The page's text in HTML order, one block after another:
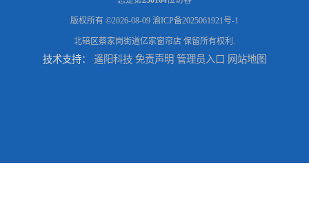
版权所有 ©2026-08-09 渝ICP备2025061921号-1
北碚区蔡家岗街道亿家窗帘店 保留所有权利.
技术支持： 遥阳科技 免责声明 管理员入口 网站地图